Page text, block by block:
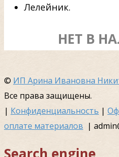
Лелейник.
НЕТ В
© ИП Арина Ивановна
Все права защищены.
| Конфиденциальность |
оплате материалов |